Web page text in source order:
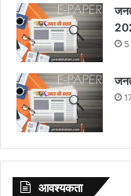
आवश्‍यकता